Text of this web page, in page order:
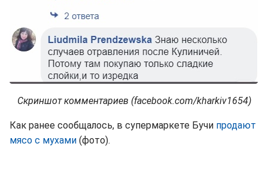
Скриншот комментариев (facebook.com/kharkiv1654)
Как ранее сообщалось, в супермаркете Бучи продают
мясо с мухами (фото).